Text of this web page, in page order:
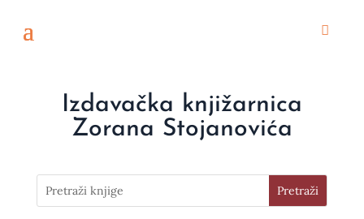
Izdavačka knjižarnica
Zorana Stojanovića